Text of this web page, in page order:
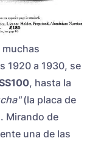
muchas
1920 a 1930, se
, hasta la
(la placa de
Mirando de
una de las